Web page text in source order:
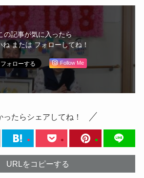
の記事が気に入ったら
ね または フォローしてね！
Follow Me
ったらシェアしてね！
URLをコピーする